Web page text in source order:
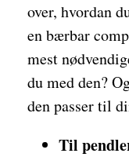
over, hvordan
en bærbar
mest
du med den?
den passer til
Til